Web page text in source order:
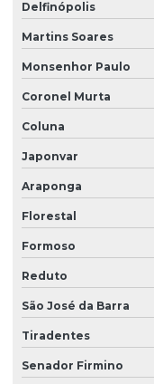
Delfinópolis
Martins Soares
Monsenhor Paulo
Coronel Murta
Coluna
Japonvar
Araponga
Florestal
Formoso
Reduto
São José da Barra
Tiradentes
Senador Firmino